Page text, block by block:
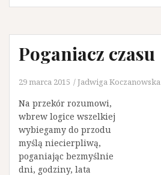
Poganiacz czasu
29 marca 2015 Jadwiga Koczanowska
Na przekór rozumowi,
wbrew logice wszelkiej
wybiegamy do przodu
myślą niecierpliwą,
poganiając bezmyślnie
dni, godziny, lata